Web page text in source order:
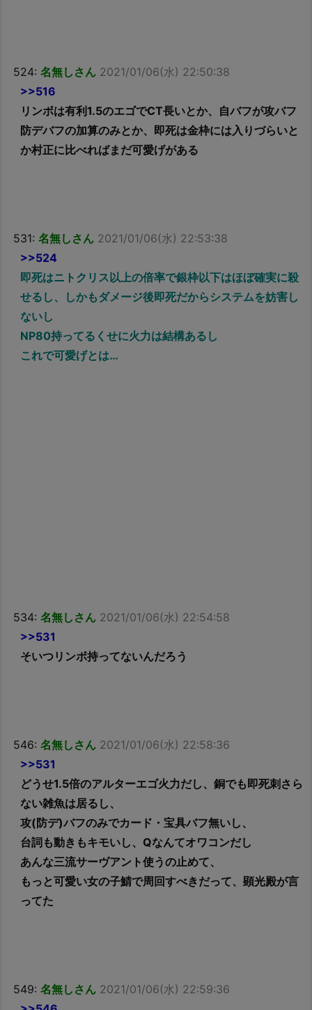
524: 名無しさん 2021/01/06(水) 22:50:38
>>516
リンボは有利1.5のエゴでCT長いとか、自バフが攻バフ
防デバフの加算のみとか、即死は金枠には入りづらいと
か村正に比べればまだ可愛げがある
531: 名無しさん 2021/01/06(水) 22:53:38
>>524
即死はニトクリス以上の倍率で銀枠以下はほぼ確実に殺
せるし、しかもダメージ後即死だからシステムを妨害し
ないし
NP80持ってるくせに火力は結構あるし
これで可愛げとは…
534: 名無しさん 2021/01/06(水) 22:54:58
>>531
そいつリンボ持ってないんだろう
546: 名無しさん 2021/01/06(水) 22:58:36
>>531
どうせ1.5倍のアルターエゴ火力だし、銅でも即死刺さら
ない雑魚は居るし、
攻(防デ)バフのみでカード・宝具バフ無いし、
台詞も動きもキモいし、Qなんてオワコンだし
あんな三流サーヴアント使うの止めて、
もっと可愛い女の子鯖で周回すべきだって、顕光殿が言
ってた
549: 名無しさん 2021/01/06(水) 22:59:36